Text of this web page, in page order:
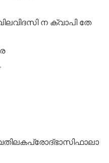
ന ക്വാപി തേ